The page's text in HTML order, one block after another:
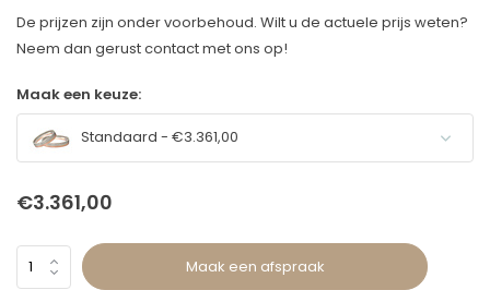
De prijzen zijn onder voorbehoud. Wilt u de actuele prijs weten?
Neem dan gerust contact met ons op!
Maak een keuze:
Standaard - €3.361,00
€3.361,00
Maak een afspraak